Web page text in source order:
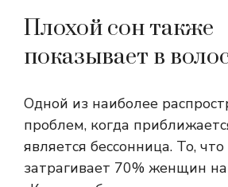
Плохой сон также
показывает в
Одной из наиболее
проблем, когда
является бессонница. То,
затрагивает 70% женщин